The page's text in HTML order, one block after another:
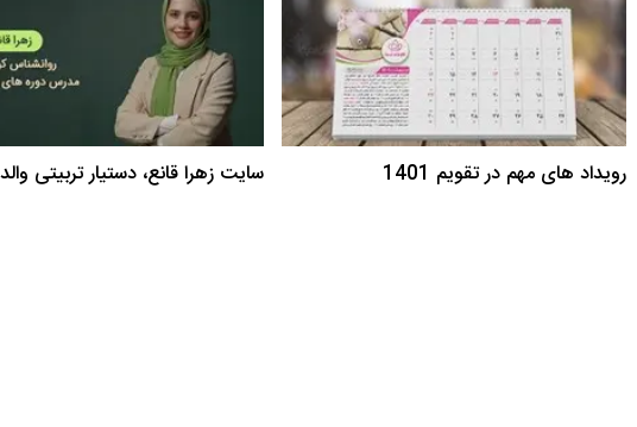
رویداد های مهم در تقویم 1401 سایت زهرا قانع، دستیار تربیتی